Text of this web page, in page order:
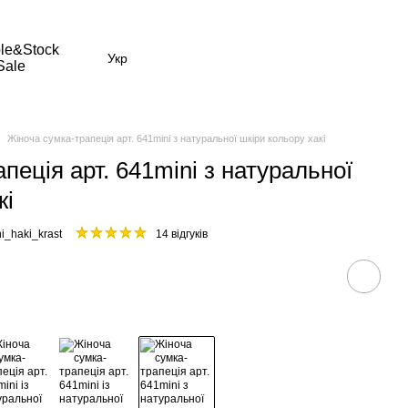
Укр
Жіноча сумка-трапеція арт. 641mini з натуральної шкіри кольору хакі
арт. 641mini з натуральної
14 відгуків